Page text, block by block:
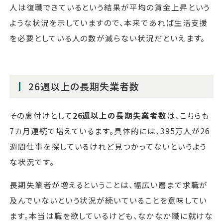
人は復職できているという結果が平均の賃金上昇という
ような状況を示していますので、本来であれば生活支援
を必要としている人の数が減らない状況だといえます。
26週以上の長期失業者数
その裏付けとして26週以上の長期失業者数は、こちらも
7カ月連続で増えているます。具体的には、395万人が26
週間仕事を探しているけれど見つかってないというよう
な状況です。
長期失業者が増えるということは、幅広い層まで求職が
及んでいないという状況が続いていることを意味してい
ます。本当は職を欲しているけども、なかなか職に就けな